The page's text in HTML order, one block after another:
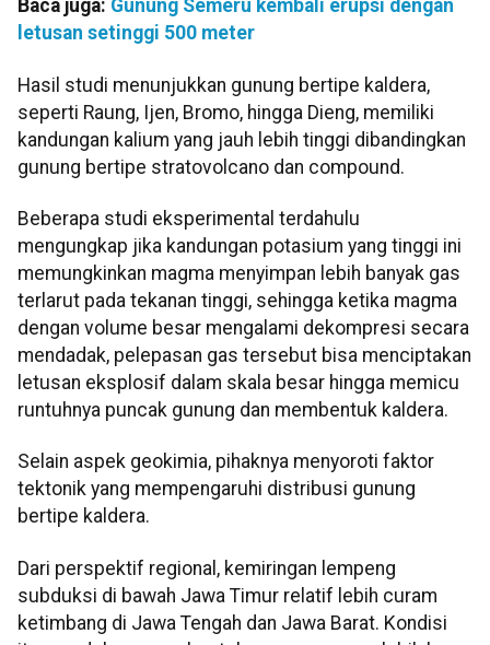
Baca juga: Gunung Semeru kembali erupsi dengan
letusan setinggi 500 meter
Hasil studi menunjukkan gunung bertipe kaldera,
seperti Raung, Ijen, Bromo, hingga Dieng, memiliki
kandungan kalium yang jauh lebih tinggi dibandingkan
gunung bertipe stratovolcano dan compound.
Beberapa studi eksperimental terdahulu
mengungkap jika kandungan potasium yang tinggi ini
memungkinkan magma menyimpan lebih banyak gas
terlarut pada tekanan tinggi, sehingga ketika magma
dengan volume besar mengalami dekompresi secara
mendadak, pelepasan gas tersebut bisa menciptakan
letusan eksplosif dalam skala besar hingga memicu
runtuhnya puncak gunung dan membentuk kaldera.
Selain aspek geokimia, pihaknya menyoroti faktor
tektonik yang mempengaruhi distribusi gunung
bertipe kaldera.
Dari perspektif regional, kemiringan lempeng
subduksi di bawah Jawa Timur relatif lebih curam
ketimbang di Jawa Tengah dan Jawa Barat. Kondisi